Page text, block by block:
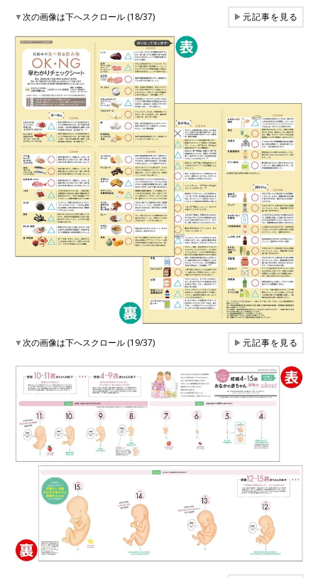
▼次の画像は下へスクロール (18/37) ▶元記事を見る
▼次の画像は下へスクロール (19/37) ▶元記事を見る